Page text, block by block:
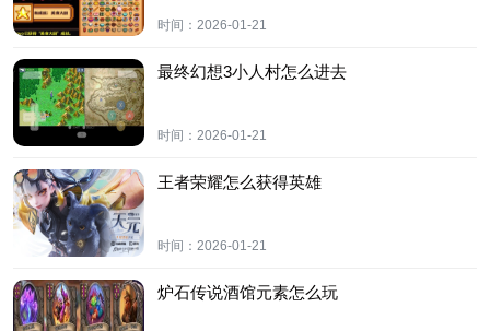
时间： 2026-01-21
最终幻想3小人村怎么进去
时间： 2026-01-21
王者荣耀怎么获得英雄
时间： 2026-01-21
炉石传说酒馆元素怎么玩